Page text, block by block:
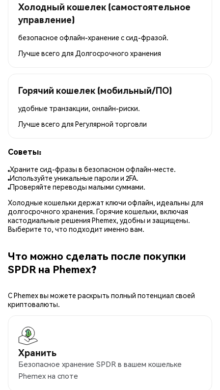
Холодный кошелек (самостоятельное
управление)
безопасное офлайн-хранение с сид-фразой.
Лучше всего для Долгосрочного хранения
Горячий кошелек (мобильный/ПО)
удобные транзакции, онлайн-риски.
Лучше всего для Регулярной торговли
Советы:
Храните сид-фразы в безопасном офлайн-месте.
Используйте уникальные пароли и 2FA.
Проверяйте переводы малыми суммами.
Холодные кошельки держат ключи офлайн, идеальны для
долгосрочного хранения. Горячие кошельки, включая
кастодиальные решения Phemex, удобны и защищены.
Выберите то, что подходит именно вам.
Что можно сделать после покупки
SPDR на Phemex?
С Phemex вы можете раскрыть полный потенциал своей
криптовалюты.
Хранить
Безопасное хранение SPDR в вашем кошельке
Phemex на споте